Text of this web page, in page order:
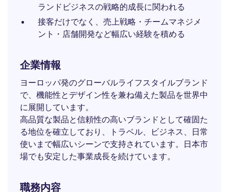
ランドビジネスの戦略的成長に関われる
接客だけでなく、売上戦略・チームマネジメ
ント・店舗開発など幅広い経験を積める
企業情報
ヨーロッパ発のグローバルライフスタイルブランド
で、機能性とデザイン性を兼ね備えた製品を世界中
に展開しています。
高品質な製品と信頼性の高いブランドとして確固た
る地位を確立しており、トラベル、ビジネス、日常
使いまで幅広いシーンで支持されています。日本市
場でも安定した事業成長を続けています。
職務内容